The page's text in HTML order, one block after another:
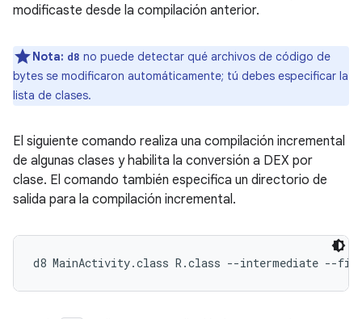
modificaste desde la compilación anterior.
Nota: d8 no puede detectar qué archivos de código de
bytes se modificaron automáticamente; tú debes especificar la
lista de clases.
El siguiente comando realiza una compilación incremental
de algunas clases y habilita la conversión a DEX por
clase. El comando también especifica un directorio de
salida para la compilación incremental.